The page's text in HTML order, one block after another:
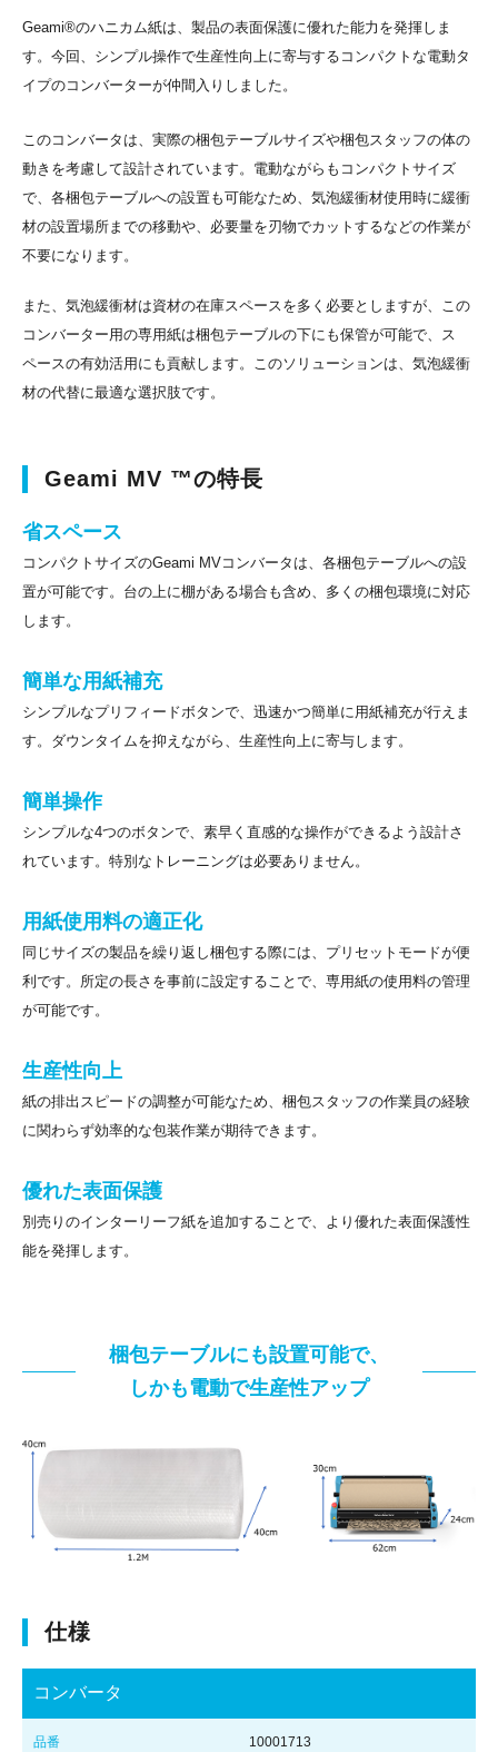
Geami®のハニカム紙は、製品の表面保護に優れた能力を発揮しま
す。今回、シンプル操作で生産性向上に寄与するコンパクトな電動タ
イプのコンバーターが仲間入りしました。
このコンバータは、実際の梱包テーブルサイズや梱包スタッフの体の
動きを考慮して設計されています。電動ながらもコンパクトサイズ
で、各梱包テーブルへの設置も可能なため、気泡緩衝材使用時に緩衝
材の設置場所までの移動や、必要量を刃物でカットするなどの作業が
不要になります。
また、気泡緩衝材は資材の在庫スペースを多く必要としますが、この
コンバーター用の専用紙は梱包テーブルの下にも保管が可能で、ス
ペースの有効活用にも貢献します。このソリューションは、気泡緩衝
材の代替に最適な選択肢です。
Geami MV ™の特長
省スペース
コンパクトサイズのGeami MVコンバータは、各梱包テーブルへの設
置が可能です。台の上に棚がある場合も含め、多くの梱包環境に対応
します。
簡単な用紙補充
シンプルなプリフィードボタンで、迅速かつ簡単に用紙補充が行えま
す。ダウンタイムを抑えながら、生産性向上に寄与します。
簡単操作
シンプルな4つのボタンで、素早く直感的な操作ができるよう設計さ
れています。特別なトレーニングは必要ありません。
用紙使用料の適正化
同じサイズの製品を繰り返し梱包する際には、プリセットモードが便
利です。所定の長さを事前に設定することで、専用紙の使用料の管理
が可能です。
生産性向上
紙の排出スピードの調整が可能なため、梱包スタッフの作業員の経験
に関わらず効率的な包装作業が期待できます。
優れた表面保護
別売りのインターリーフ紙を追加することで、より優れた表面保護性
能を発揮します。
梱包テーブルにも設置可能で、
しかも電動で生産性アップ
仕様
コンバータ
品番
10001713